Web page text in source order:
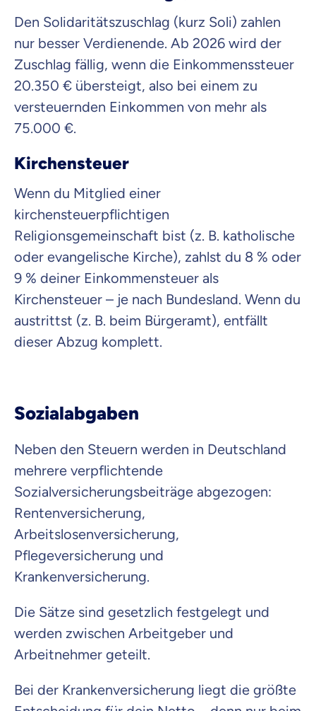
Den Solidaritätszuschlag (kurz Soli) zahlen
nur besser Verdienende. Ab 2026 wird der
Zuschlag fällig, wenn die Einkommenssteuer
20.350 € übersteigt, also bei einem zu
versteuernden Einkommen von mehr als
75.000 €.
Kirchensteuer
Wenn du Mitglied einer
kirchensteuerpflichtigen
Religionsgemeinschaft bist (z. B. katholische
oder evangelische Kirche), zahlst du 8 % oder
9 % deiner Einkommensteuer als
Kirchensteuer – je nach Bundesland. Wenn du
austrittst (z. B. beim Bürgeramt), entfällt
dieser Abzug komplett.
Sozialabgaben
Neben den Steuern werden in Deutschland
mehrere verpflichtende
Sozialversicherungsbeiträge abgezogen:
Rentenversicherung,
Arbeitslosenversicherung,
Pflegeversicherung und
Krankenversicherung.
Die Sätze sind gesetzlich festgelegt und
werden zwischen Arbeitgeber und
Arbeitnehmer geteilt.
Bei der Krankenversicherung liegt die größte